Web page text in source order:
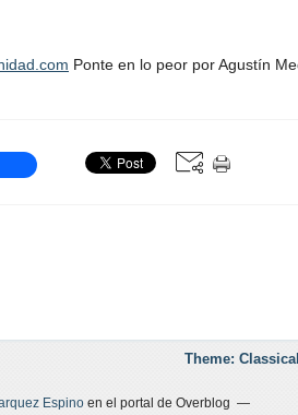
Ponte en lo peor por Agustín
Theme:
Espinoen el portal de Overblog